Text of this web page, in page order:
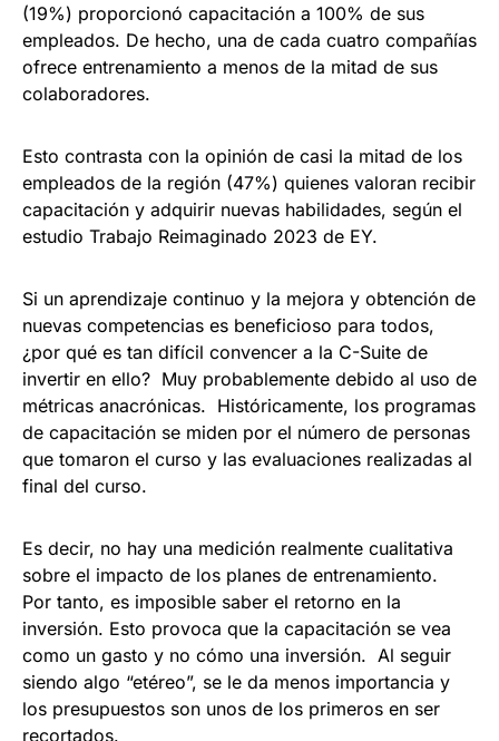
(19%) proporcionó capacitación a 100% de sus
empleados. De hecho, una de cada cuatro compañías
ofrece entrenamiento a menos de la mitad de sus
colaboradores.
Esto contrasta con la opinión de casi la mitad de los
empleados de la región (47%) quienes valoran recibir
capacitación y adquirir nuevas habilidades, según el
estudio Trabajo Reimaginado 2023 de EY.
Si un aprendizaje continuo y la mejora y obtención de
nuevas competencias es beneficioso para todos,
¿por qué es tan difícil convencer a la C-Suite de
invertir en ello? Muy probablemente debido al uso de
métricas anacrónicas. Históricamente, los programas
de capacitación se miden por el número de personas
que tomaron el curso y las evaluaciones realizadas al
final del curso.
Es decir, no hay una medición realmente cualitativa
sobre el impacto de los planes de entrenamiento.
Por tanto, es imposible saber el retorno en la
inversión. Esto provoca que la capacitación se vea
como un gasto y no cómo una inversión. Al seguir
siendo algo “etéreo”, se le da menos importancia y
los presupuestos son unos de los primeros en ser
recortados.